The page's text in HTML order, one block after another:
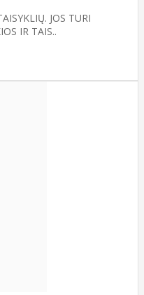
JOS TURI
IR TAIS..